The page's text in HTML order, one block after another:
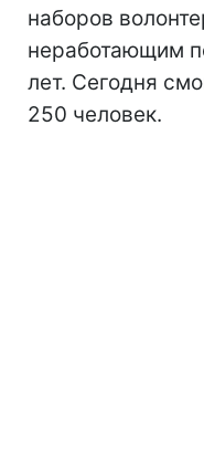
наборов
неработающим
лет. Сегодня
250 человек.